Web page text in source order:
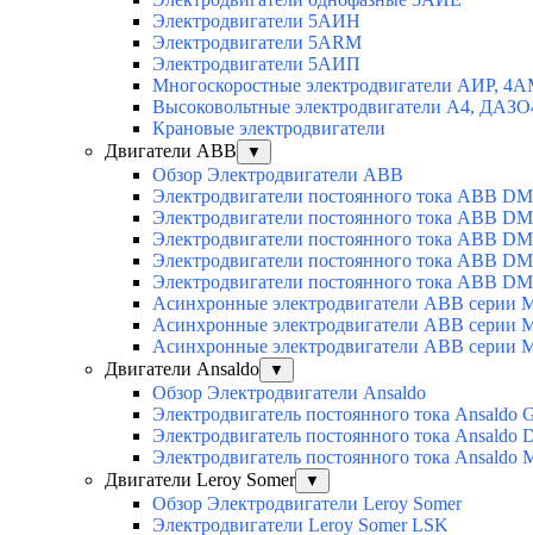
Электродвигатели 5АИН
Электродвигатели 5АRМ
Электродвигатели 5АИП
Многоскоростные электродвигатели АИР,
Высоковольтные электродвигатели А4,
Крановые электродвигатели
Двигатели ABB
▼
Обзор Электродвигатели ABB
Электродвигатели постоянного тока ABB
Электродвигатели постоянного тока ABB
Электродвигатели постоянного тока ABB
Электродвигатели постоянного тока ABB
Электродвигатели постоянного тока ABB
Асинхронные электродвигатели ABB серии
Асинхронные электродвигатели ABB серии
Асинхронные электродвигатели ABB серии
Двигатели Ansaldo
▼
Обзор Электродвигатели Ansaldo
Электродвигатель постоянного тока Ansaldo
Электродвигатель постоянного тока Ansaldo
Электродвигатель постоянного тока Ansaldo
Двигатели Leroy Somer
▼
Обзор Электродвигатели Leroy Somer
Электродвигатели Leroy Somer LSK